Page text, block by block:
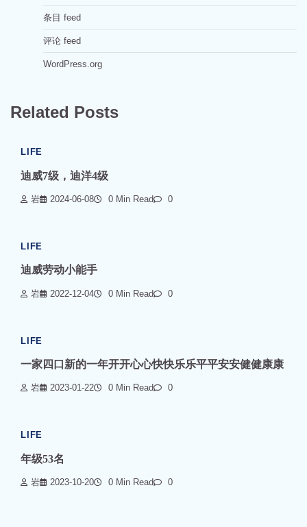
条目 feed
评论 feed
WordPress.org
Related Posts
LIFE
迪威7级，迪洋4级
岩 2024-06-08 0 Min Read 0
LIFE
迪威劳动小能手
岩 2022-12-04 0 Min Read 0
LIFE
一家四口新的一年开开心心快快乐乐平平安安健健康康
岩 2023-01-22 0 Min Read 0
LIFE
年级53名
岩 2023-10-20 0 Min Read 0